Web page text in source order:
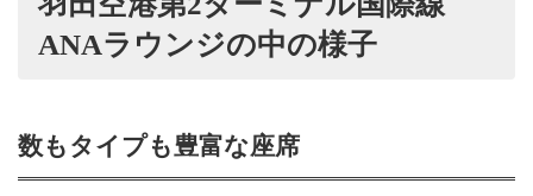
ANAラウンジの中の様子
数もタイプも豊富な座席